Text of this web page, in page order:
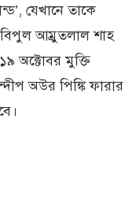
যেখানে তাকে
বিপুল আম্রুতলাল শাহ
১৯ অক্টোবর মুক্তি
অউর পিঙ্কি ফারার